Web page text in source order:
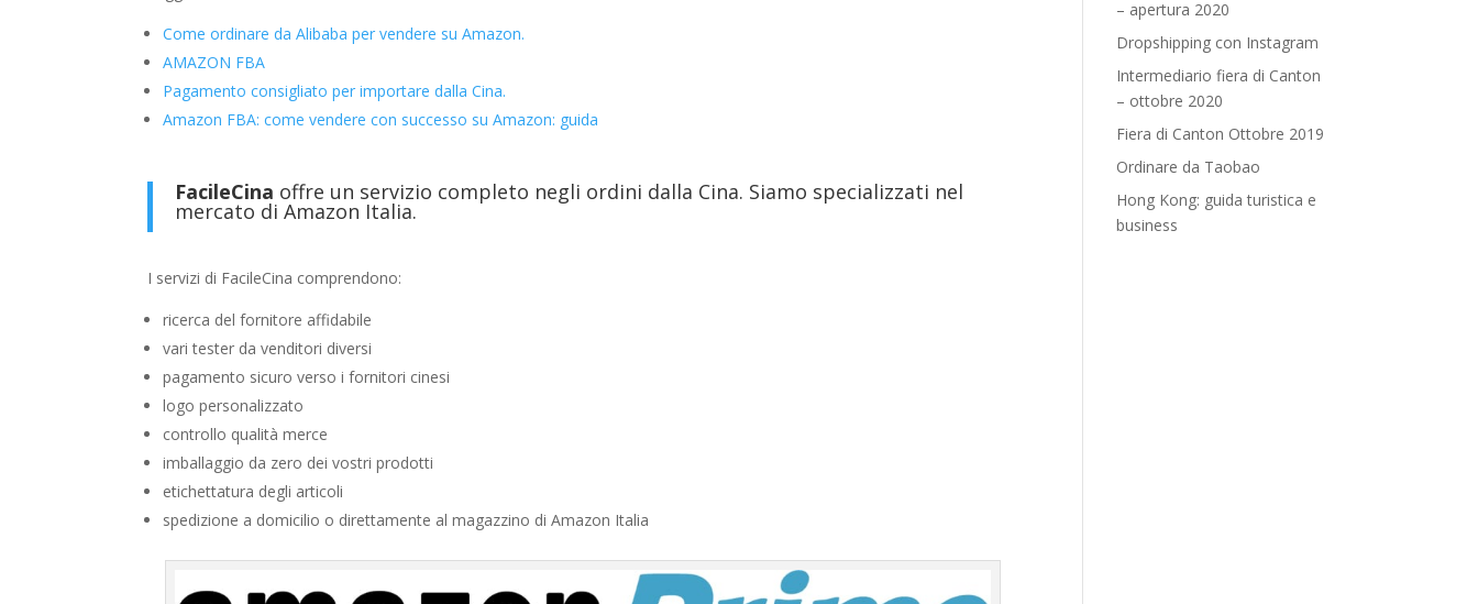
Come ordinare da Alibaba per vendere su Amazon.
AMAZON FBA
Pagamento consigliato per importare dalla Cina.
Amazon FBA: come vendere con successo su Amazon: guida
FacileCina offre un servizio completo negli ordini dalla Cina. Siamo specializzati nel
mercato di Amazon Italia.
I servizi di FacileCina comprendono:
ricerca del fornitore affidabile
vari tester da venditori diversi
pagamento sicuro verso i fornitori cinesi
logo personalizzato
controllo qualità merce
imballaggio da zero dei vostri prodotti
etichettatura degli articoli
spedizione a domicilio o direttamente al magazzino di Amazon Italia
– apertura 2020
Dropshipping con Instagram
Intermediario fiera di Canton
– ottobre 2020
Fiera di Canton Ottobre 2019
Ordinare da Taobao
Hong Kong: guida turistica e
business